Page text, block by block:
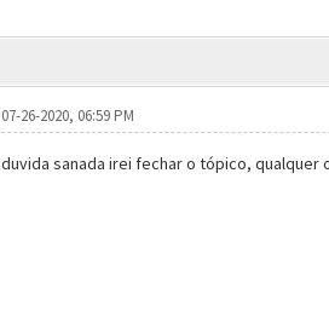
07-26-2020, 06:59 PM
duvida sanada irei fechar o tópico,